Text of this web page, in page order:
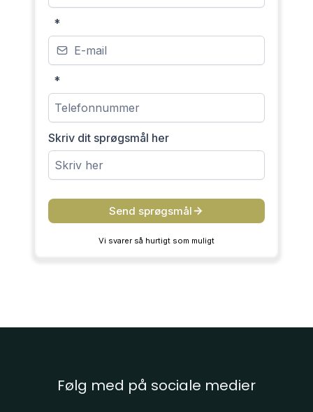
*
*
Skriv dit sprøgsmål her
Send sprøgsmål
Vi svarer så hurtigt som muligt
Følg med på sociale medier